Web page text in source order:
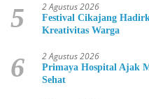
5 2 Agustus 2026
Festival Cikajang
Kreativitas Warga
6 2 Agustus 2026
Primaya Hospital Ajak
Sehat